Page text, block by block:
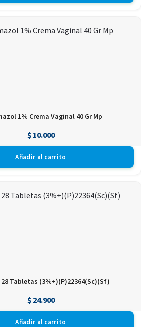
1% Crema Vaginal 40 Gr Mp
$10.000
Añadir al carrito
28 Tabletas (3%+)(P)22364(Sc)(Sf)
$24.900
Añadir al carrito